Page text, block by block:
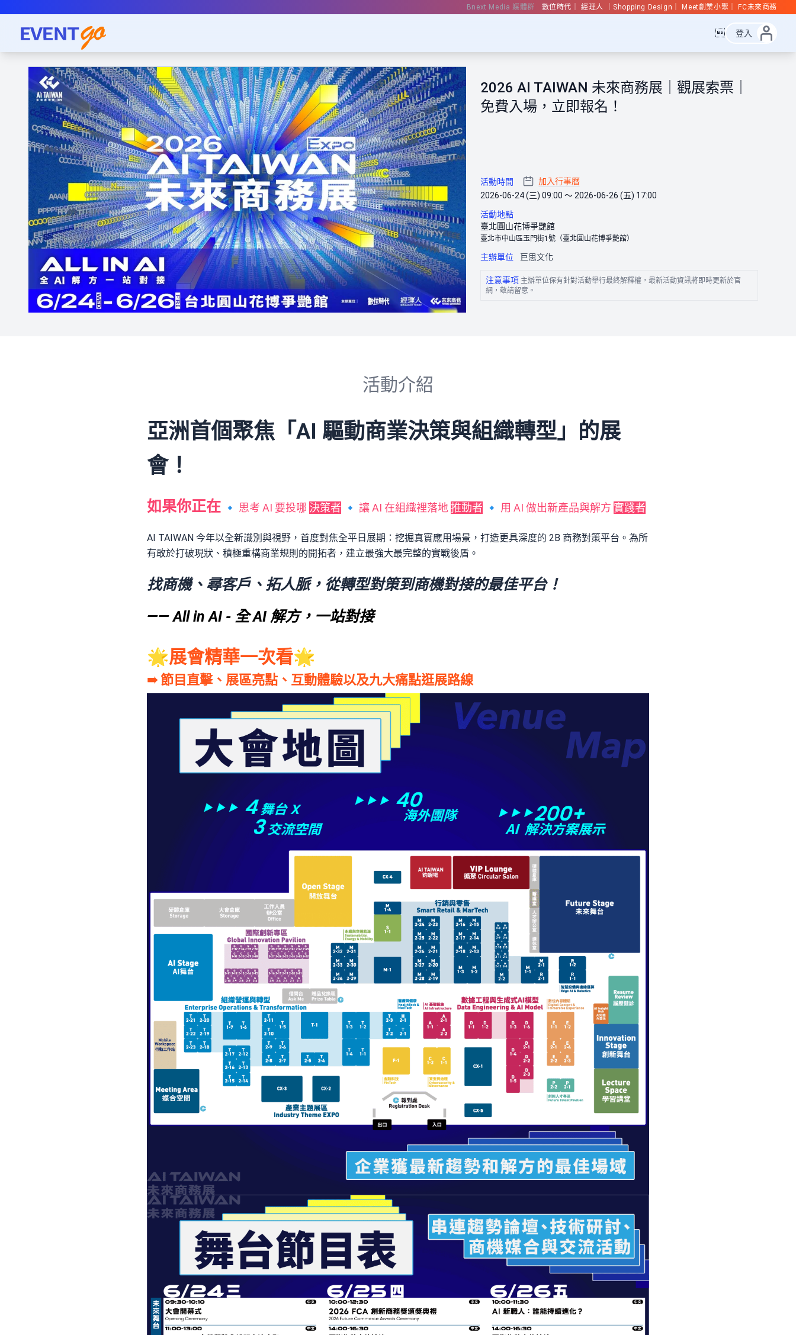
Bnext Media 媒體群 數位時代 經理人 Shopping Design Meet創業小聚 FC未來商務
 登入
2026 AI TAIWAN 未來商務展｜觀展索票｜
免費入場，立即報名！
活動時間
加入行事曆
2026-06-24 (三) 09:00 ～ 2026-06-26 (五) 17:00
活動地點
臺北圓山花博爭艷館
臺北市中山區玉門街1號（臺北圓山花博爭艷館）
主辦單位 巨思文化
注意事項 主辦單位保有針對活動舉行最終解釋權，最新活動資訊將即時更新於官
網，敬請留意。
活動介紹
亞洲首個聚焦「AI 驅動商業決策與組織轉型」的展
會！
如果你正在 🔹 思考 AI 要投哪 決策者 🔹 讓 AI 在組織裡落地推動者 🔹 用 AI 做出新產品與解方 實踐者
AI TAIWAN 今年以全新識別與視野，首度對焦全平日展期：挖掘真實應用場景，打造更具深度的 2B 商務對策平台。為所
有敢於打破現狀、積極重構商業規則的開拓者，建立最強大最完整的實戰後盾。
找商機、尋客戶、拓人脈，從轉型對策到商機對接的最佳平台！
—— All in AI - 全 AI 解方，一站對接
🌟展會精華一次看🌟
➠ 節目直擊、展區亮點、互動體驗以及九大痛點逛展路線